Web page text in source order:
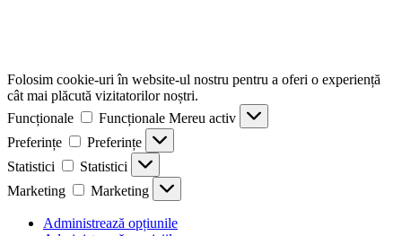
Folosim cookie-uri în website-ul nostru pentru a oferi o experiență
cât mai plăcută vizitatorilor noștri.
Funcționale
Funcționale Mereu activ
Preferințe
Preferințe
Statistici
Statistici
Marketing
Marketing
Administrează opțiunile